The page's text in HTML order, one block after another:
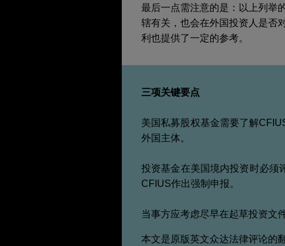
最后一点需注意的是：以上列举
辖有关，也会在外国投资人是否
利也提供了一定的参考。
三项关键要点
美国私募股权基金需要了解
外国主体。
投资基金在美国境内投资时必须
CFIUS作出强制申报。
当事方应考虑尽早在起草投资文
本文是原版英文众达法律评论的